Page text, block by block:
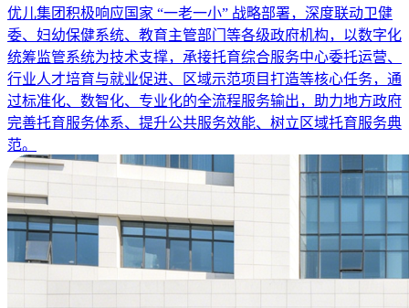
优儿集团积极响应国家 “一老一小” 战略部署，深度联动卫健
委、妇幼保健系统、教育主管部门等各级政府机构，以数字化
统筹监管系统为技术支撑，承接托育综合服务中心委托运营、
行业人才培育与就业促进、区域示范项目打造等核心任务，通
过标准化、数智化、专业化的全流程服务输出，助力地方政府
完善托育服务体系、提升公共服务效能、树立区域托育服务典
范。